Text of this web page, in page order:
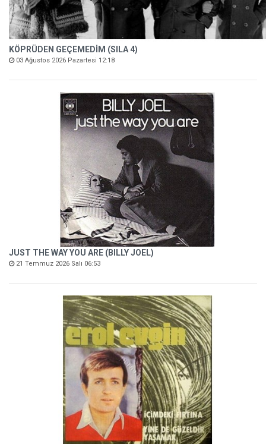
KÖPRÜDEN GEÇEMEDİM (SILA 4)
03 Ağustos 2026 Pazartesi 12:18
JUST THE WAY YOU ARE (BILLY JOEL)
21 Temmuz 2026 Salı 06:53